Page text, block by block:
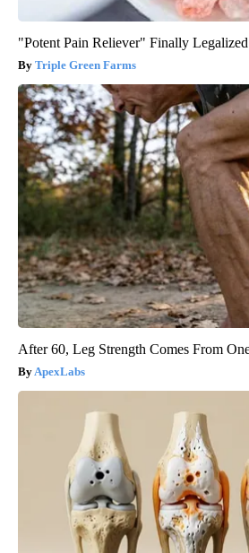
"Potent Pain Reliever" Finally
Triple Green Farms
After 60, Leg Strength Comes From
ApexLabs